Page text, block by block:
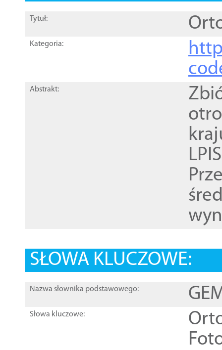
Tytuł:
Kategoria:
Abstrakt:
SŁOWA KLUCZOWE:
Nazwa słownika podstawowego:
Słowa kluczowe: